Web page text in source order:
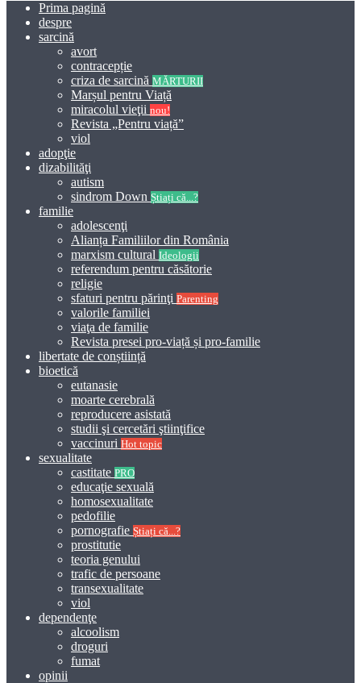
Prima pagină
despre
sarcină
avort
contracepție
criza de sarcină MĂRTURII
Marșul pentru Viață
miracolul vieţii nou!
Revista „Pentru viață”
viol
adopţie
dizabilităţi
autism
sindrom Down Știați că...?
familie
adolescenţi
Alianța Familiilor din România
marxism cultural Ideologii
referendum pentru căsătorie
religie
sfaturi pentru părinţi Parenting
valorile familiei
viaţa de familie
Revista presei pro-viață și pro-familie
libertate de conștiință
bioetică
eutanasie
moarte cerebrală
reproducere asistată
studii şi cercetări ştiinţifice
vaccinuri Hot topic
sexualitate
castitate PRO
educaţie sexuală
homosexualitate
pedofilie
pornografie Știați că...?
prostitutie
teoria genului
trafic de persoane
transexualitate
viol
dependenţe
alcoolism
droguri
fumat
opinii